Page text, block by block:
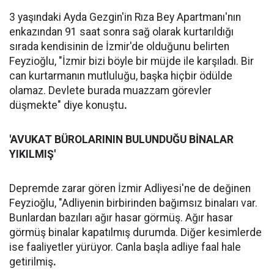
3 yaşındaki Ayda Gezgin'in Rıza Bey Apartmanı'nın
enkazından 91 saat sonra sağ olarak kurtarıldığı
sırada kendisinin de İzmir'de olduğunu belirten
Feyzioğlu, "İzmir bizi böyle bir müjde ile karşıladı. Bir
can kurtarmanın mutluluğu, başka hiçbir ödülde
olamaz. Devlete burada muazzam görevler
düşmekte" diye konuştu.
'AVUKAT BÜROLARININ BULUNDUĞU BİNALAR
YIKILMIŞ'
Depremde zarar gören İzmir Adliyesi'ne de değinen
Feyzioğlu, "Adliyenin birbirinden bağımsız binaları var.
Bunlardan bazıları ağır hasar görmüş. Ağır hasar
görmüş binalar kapatılmış durumda. Diğer kesimlerde
ise faaliyetler yürüyor. Canla başla adliye faal hale
getirilmiş.